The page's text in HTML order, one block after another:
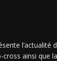
l’actualité
ainsi que